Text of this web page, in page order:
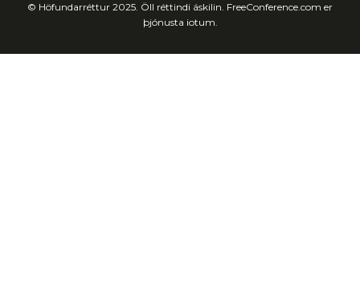
© Höfundarréttur 2025. Öll réttindi áskilin. FreeConference.com er
þjónusta iotum.